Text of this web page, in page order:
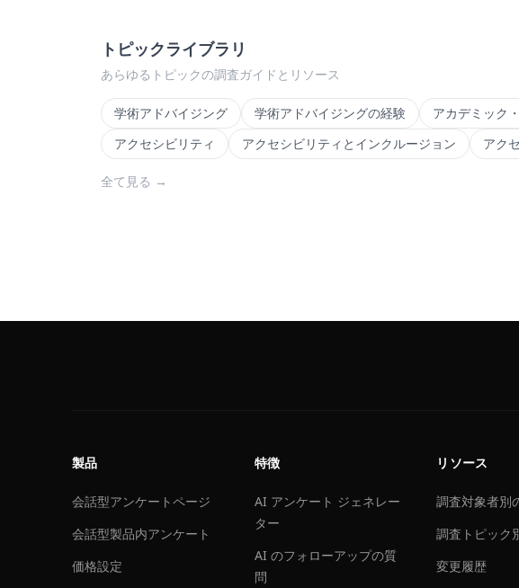
トピックライブラリ
あらゆるトピックの調査ガイドとリソース
学術アドバイジング 学術アドバイジングの経験 アカデミック
アクセシビリティ
アクセシビリティとインクルージョン アク
全て見る →
製品
会話型アンケートページ
会話型製品内アンケート
価格設定
特徴
AI アンケート ジェネレー
ター
AI のフォローアップの質
問
リソース
調査対象者別
調査トピック
変更履歴